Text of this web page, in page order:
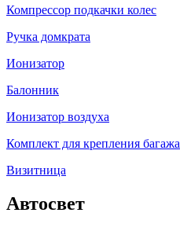
Компрессор подкачки колес
Ручка домкрата
Ионизатор
Балонник
Ионизатор воздуха
Комплект для крепления багажа
Визитница
Автосвет